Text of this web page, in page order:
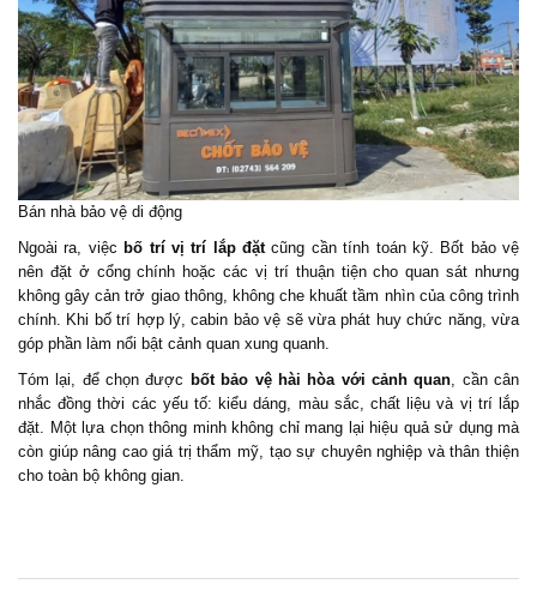
Bán nhà bảo vệ di động
Ngoài ra, việcbố trí vị trí lắp đặt cũng cần tính toán kỹ. Bốt bảo vệ
nên đặt ở cổng chính hoặc các vị trí thuận tiện cho quan sát nhưng
không gây cản trở giao thông, không che khuất tầm nhìn của công trình
chính. Khi bố trí hợp lý, cabin bảo vệ sẽ vừa phát huy chức năng, vừa
góp phần làm nổi bật cảnh quan xung quanh.
Tóm lại, để chọn được bốt bảo vệ hài hòa với cảnh quan , cần cân
nhắc đồng thời các yếu tố: kiểu dáng, màu sắc, chất liệu và vị trí lắp
đặt. Một lựa chọn thông minh không chỉ mang lại hiệu quả sử dụng mà
còn giúp nâng cao giá trị thẩm mỹ, tạo sự chuyên nghiệp và thân thiện
cho toàn bộ không gian.